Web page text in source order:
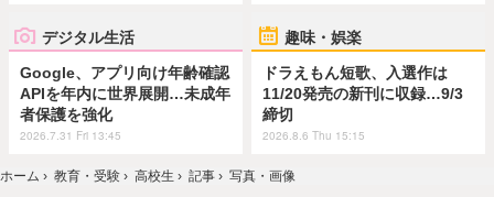
デジタル生活
Google、アプリ向け年齢確認
APIを年内に世界展開…未成年
者保護を強化
2026.7.31 Fri 13:45
趣味・娯楽
ドラえもん短歌、入選作は
11/20発売の新刊に収録…9/3
締切
2026.8.6 Thu 15:15
ホーム › 教育・受験 › 高校生 › 記事 › 写真・画像